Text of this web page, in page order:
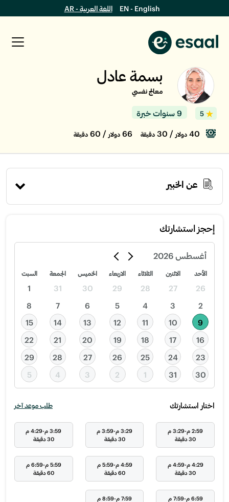
EN - English اللغة العربية - AR
بسمة عادل
معالج نفسي
5 9 سنوات خبرة
40 دولار / 30 دقيقة دولار / 60 دقيقة
عن الخبير
إحجز استشارتك
أغسطس 2026
الأحد الاثنين الثلاثاء الاربعاء الخميس الجمعة السبت
26
27
28
29
30
31
1
2
3
4
5
6
7
8
9
10
11
12
13
14
15
16
17
18
19
20
21
22
23
24
25
26
27
28
29
30
31
1
2
3
4
5
اختار استشارتك طلب موعد آخر
2:59 م-3:29 م
30 دقيقة
3:29 م-3:59 م
30 دقيقة
3:59 م-4:29 م
30 دقيقة
4:29 م-4:59 م
30 دقيقة
4:59 م-5:59 م
60 دقيقة
5:59 م-6:59 م
60 دقيقة
6:59 م-7:59 م
7:59 م-8:59 م